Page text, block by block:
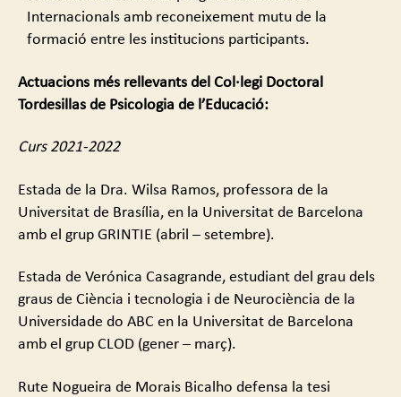
Internacionals amb reconeixement mutu de la
formació entre les institucions participants.
Actuacions més rellevants del Col·legi Doctoral
Tordesillas de Psicologia de l’Educació:
Curs 2021-2022
Estada de la Dra. Wilsa Ramos, professora de la
Universitat de Brasília, en la Universitat de Barcelona
amb el grup GRINTIE (abril – setembre).
Estada de Verónica Casagrande, estudiant del grau dels
graus de Ciència i tecnologia i de Neurociència de la
Universidade do ABC en la Universitat de Barcelona
amb el grup CLOD (gener – març).
Rute Nogueira de Morais Bicalho defensa la tesi